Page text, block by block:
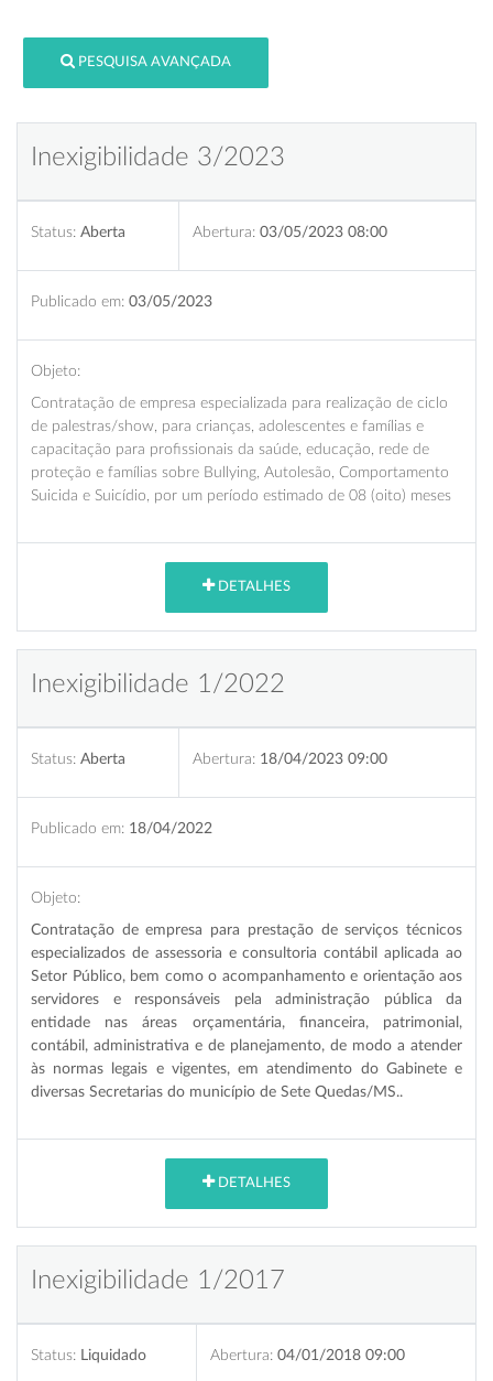
PESQUISA AVANÇADA
Inexigibilidade 3/2023
Status: Aberta Abertura: 03/05/2023 08:00
Publicado em: 03/05/2023
Objeto:
Contratação de empresa especializada para realização de ciclo
de palestras/show, para crianças, adolescentes e famílias e
capacitação para profissionais da saúde, educação, rede de
proteção e famílias sobre Bullying, Autolesão, Comportamento
Suicida e Suicídio, por um período estimado de 08 (oito) meses
DETALHES
Inexigibilidade 1/2022
Status: Aberta Abertura: 18/04/2023 09:00
Publicado em: 18/04/2022
Objeto:
Contratação de empresa para prestação de serviços técnicos
especializados de assessoria e consultoria contábil aplicada ao
Setor Público, bem como o acompanhamento e orientação aos
servidores e responsáveis pela administração pública da
entidade nas áreas orçamentária, financeira, patrimonial,
contábil, administrativa e de planejamento, de modo a atender
às normas legais e vigentes, em atendimento do Gabinete e
diversas Secretarias do município de Sete Quedas/MS..
DETALHES
Inexigibilidade 1/2017
Status: Liquidado Abertura: 04/01/2018 09:00